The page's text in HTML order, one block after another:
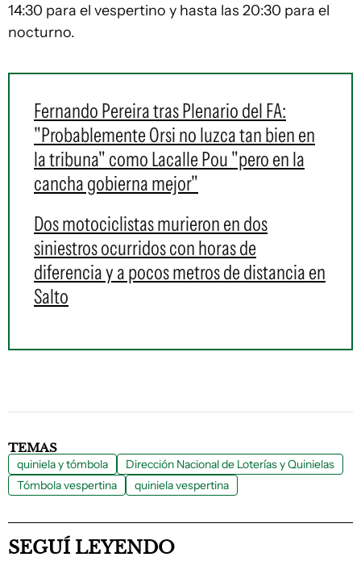
14:30 para el vespertino y hasta las 20:30 para el
nocturno.
Fernando Pereira tras Plenario del FA:
"Probablemente Orsi no luzca tan bien en
la tribuna" como Lacalle Pou "pero en la
cancha gobierna mejor"
Dos motociclistas murieron en dos
siniestros ocurridos con horas de
diferencia y a pocos metros de distancia en
Salto
TEMAS
quiniela y tómbola
Dirección Nacional de Loterías y Quinielas
Tómbola vespertina
quiniela vespertina
SEGUÍ LEYENDO